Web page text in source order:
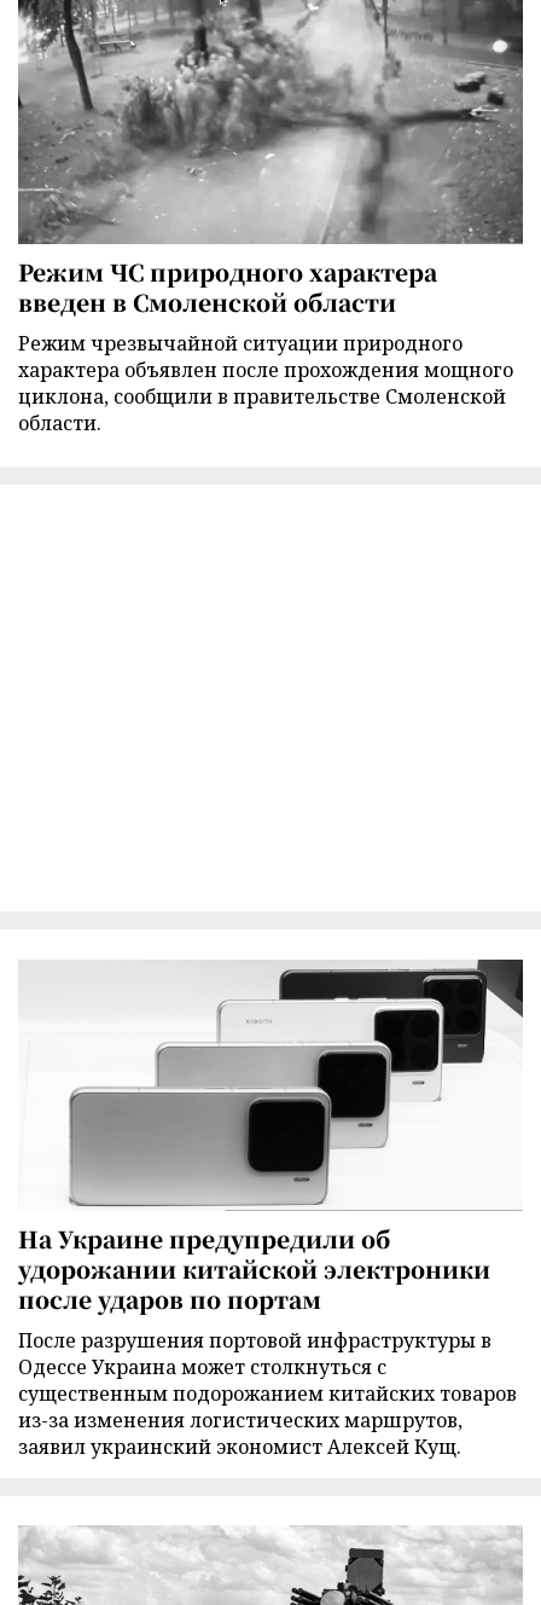
Режим ЧС природного характера
введен в Смоленской области
Режим чрезвычайной ситуации природного
характера объявлен после прохождения мощного
циклона, сообщили в правительстве Смоленской
области.
На Украине предупредили об
удорожании китайской электроники
после ударов по портам
После разрушения портовой инфраструктуры в
Одессе Украина может столкнуться с
существенным подорожанием китайских товаров
из-за изменения логистических маршрутов,
заявил украинский экономист Алексей Кущ.